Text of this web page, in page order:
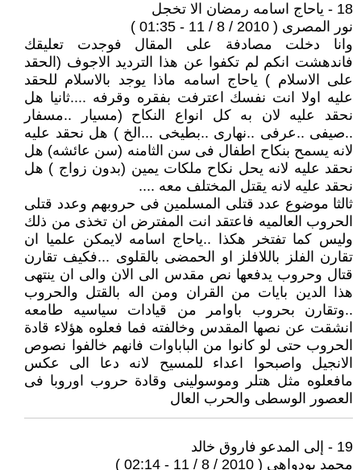
18 - ياحاج اسامه رمضان الا تخجل
نور المصرى ( 2010 / 8 / 11 - 01:35 )
وانا دخلت مصادفة على المقال فوجدت تعليقك
فاندهشت انكم لم تكفوا عن هذا الترديد الاجوف (الحقد
على الاسلام ) ياحاج اسامه ماذا يوجد بالاسلام للحقد
عليه اولا انت نفسك اعترفت بفقره وقرفه ....ثانيا هل
نحقد عليه لان به كل انواع النكاح (مسيار ..مسفار
..صيفى ..عرفى ..نهارى ..بطيخى ...الخ ) هل نحقد عليه
لانه يسمح بنكاح اطفال فى سن الثامنه (سن عائشه) هل
نحقد عليه لانه يحل نكاح ملكات يمين (بدون زواج ) هل
نحقد عليه لانه يقتل المختلف معه ....
ثالثا موضوع عدد قتلى المسلمين فى حروبهم وعدد قتلى
الحروب العالميه فاعتقد انت المفترض ان تخذى من ذلك
وليس كما تفتخر هكذا ..ياحاج اسامه لايمكن علميا ان
تقارن الفلز باللافلز او الحمضى بالقلوى ...فكيف تقارن
قتال وحروب يدفعها نص مقدس الى الان والى ان ينتهى
هذا الدين بايات من القران ومن اله بالقتل والحروب
..وتقارن بحروب باوامر من قيادات سياسيه طامعه
انشقت عن نصها المقدس وخالفته فما فعلوه هؤلاء قادة
الحروب حتى لو كانوا من الباباوات فانهم خالفوا نصوص
الانجيل واصبحوا اعداء للمسيح لانه دعا الى عكس
مافعلوه مثل هتلر وموسولينى وقادة حروب اوروبا فى
العصور الوسطى والحرب العال
19 - إلى المدعو فاروق خالد
محمد بودواهي ( 2010 / 8 / 11 - 02:14 )